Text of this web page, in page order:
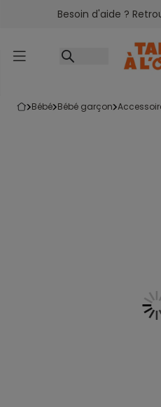
Accéder au contenu
Besoin d'aide ?
bébé bébé garçon